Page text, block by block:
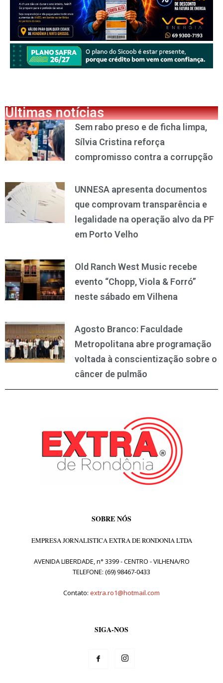
Últimas notícias
Sem rabo preso e de ficha limpa,
Sílvia Cristina reforça
compromisso contra a corrupção
UNNESA apresenta documentos
que comprovam transparência e
legalidade na operação alvo da PF
em Porto Velho
Old Ranch West Music recebe
evento “Chopp, Viola & Forró”
neste sábado em Vilhena
Agosto Branco: Faculdade
Metropolitana abre programação
voltada à conscientização sobre o
câncer de pulmão
SOBRE NÓS
EMPRESA JORNALISTICA EXTRA DE RONDONIA LTDA
AVENIDA LIBERDADE, n° 3399 - CENTRO - VILHENA/RO
TELEFONE: (69) 98467-0433
Contato: extra.ro1@hotmail.com
SIGA-NOS